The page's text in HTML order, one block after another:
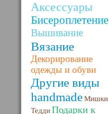
Аксессуары
Бисероплетение
Вышивание
Вязание
Декорирование
одежды и обуви
Другие виды
handmadeМишки
ТеддиПодарки к